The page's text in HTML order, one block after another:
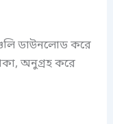
ডাউনলোড করে
অনুগ্রহ করে